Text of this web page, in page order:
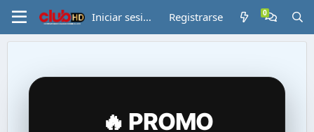
Iniciar sesión Registrarse
🔥 PROMO